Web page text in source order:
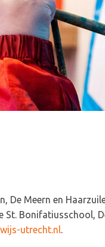
Meern en
Bonifatiusschool,
wijs-utrecht.nl.